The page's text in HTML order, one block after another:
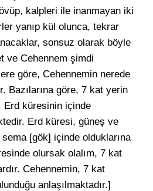
kalpleri ile inanmayan iki
yanıp kül olunca, tekrar
sonsuz olarak böyle
ve Cehennem şimdi
göre, Cehennemin nerede
Bazılarına göre, 7 kat yerin
Erd küresinin içinde
Erd küresi, güneş ve
[gök] içinde olduklarına
olursak olalım, 7 kat
Cehennemin, 7 kat
anlaşılmaktadır.]